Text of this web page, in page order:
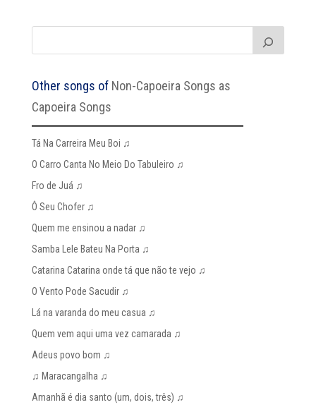
Other songs of Non-Capoeira Songs as
Capoeira Songs
Tá Na Carreira Meu Boi ♫
O Carro Canta No Meio Do Tabuleiro ♫
Fro de Juá ♫
Ô Seu Chofer ♫
Quem me ensinou a nadar ♫
Samba Lele Bateu Na Porta ♫
Catarina Catarina onde tá que não te vejo ♫
O Vento Pode Sacudir ♫
Lá na varanda do meu casua ♫
Quem vem aqui uma vez camarada ♫
Adeus povo bom ♫
♫ Maracangalha ♫
Amanhã é dia santo (um, dois, três) ♫